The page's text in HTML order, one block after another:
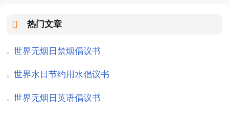
热门文章
世界无烟日禁烟倡议书
世界水日节约用水倡议书
世界无烟日英语倡议书